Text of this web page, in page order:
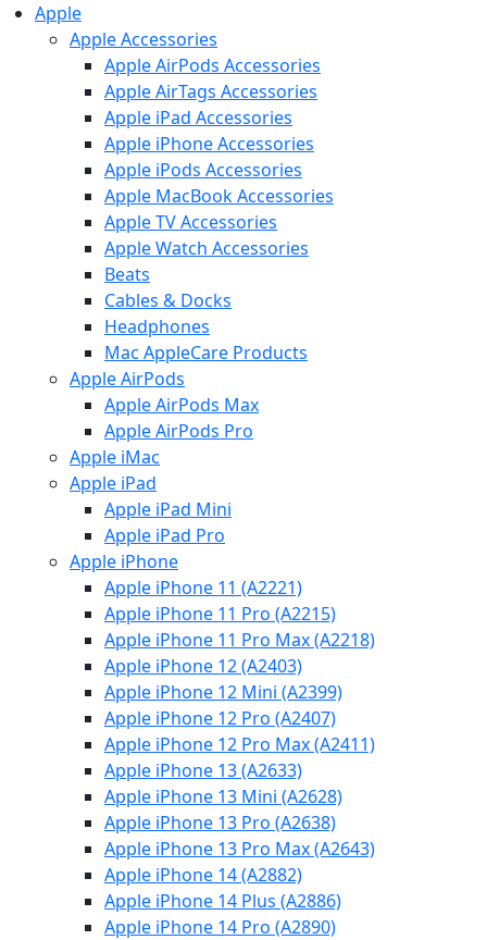
Apple
Apple Accessories
Apple AirPods Accessories
Apple AirTags Accessories
Apple iPad Accessories
Apple iPhone Accessories
Apple iPods Accessories
Apple MacBook Accessories
Apple TV Accessories
Apple Watch Accessories
Beats
Cables & Docks
Headphones
Mac AppleCare Products
Apple AirPods
Apple AirPods Max
Apple AirPods Pro
Apple iMac
Apple iPad
Apple iPad Mini
Apple iPad Pro
Apple iPhone
Apple iPhone 11 (A2221)
Apple iPhone 11 Pro (A2215)
Apple iPhone 11 Pro Max (A2218)
Apple iPhone 12 (A2403)
Apple iPhone 12 Mini (A2399)
Apple iPhone 12 Pro (A2407)
Apple iPhone 12 Pro Max (A2411)
Apple iPhone 13 (A2633)
Apple iPhone 13 Mini (A2628)
Apple iPhone 13 Pro (A2638)
Apple iPhone 13 Pro Max (A2643)
Apple iPhone 14 (A2882)
Apple iPhone 14 Plus (A2886)
Apple iPhone 14 Pro (A2890)